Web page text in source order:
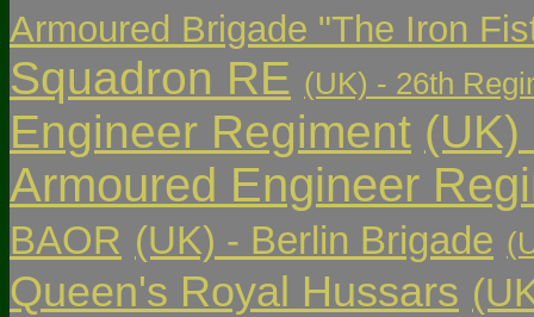
Armoured Brigade "The Iron
Squadron RE (UK) - 26th
Engineer Regiment
Armoured Engineer
BAOR (UK) - Berlin Brigade
Queen's Royal Hussars